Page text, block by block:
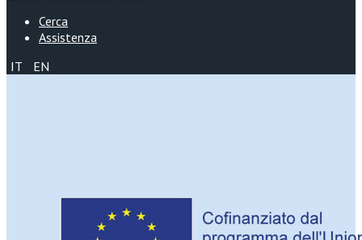
Cerca
Assistenza
IT
EN